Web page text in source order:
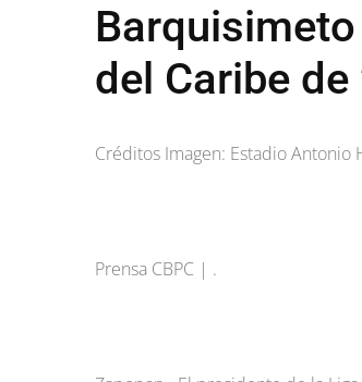
del Caribe
Créditos Imagen: Estadio Antonio
Prensa CBPC | .